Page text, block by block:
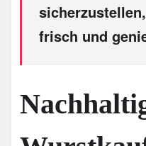
frisch und